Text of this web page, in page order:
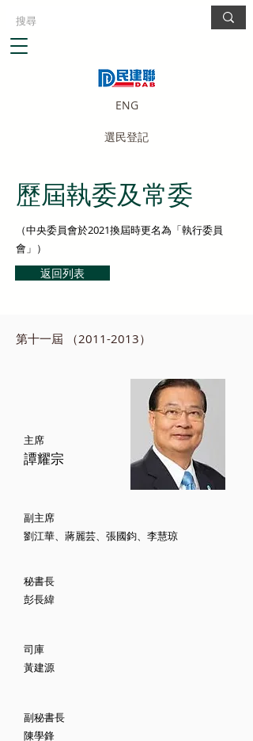
ENG
選民登記
歷屆執委及常委
（中央委員會於2021換屆時更名為「執行委員
會」）
返回列表
第十一屆 （2011-2013）
主席
譚耀宗
副主席
劉江華、蔣麗芸、張國鈞、李慧琼
秘書長
彭長緯
司庫
黃建源
副秘書長
陳學鋒